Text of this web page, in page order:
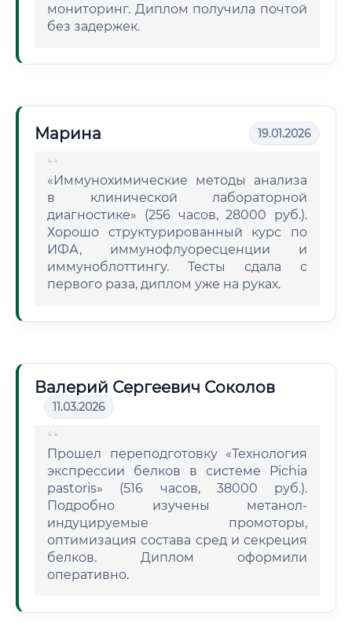
мониторинг. Диплом получила почтой
без задержек.
Марина 19.01.2026
«Иммунохимические методы анализа
в клинической лабораторной
диагностике» (256 часов, 28000 руб.).
Хорошо структурированный курс по
ИФА, иммунофлуоресценции и
иммуноблоттингу. Тесты сдала с
первого раза, диплом уже на руках.
Валерий Сергеевич Соколов
11.03.2026
Прошел переподготовку «Технология
экспрессии белков в системе Pichia
pastoris» (516 часов, 38000 руб.).
Подробно изучены метанол-
индуцируемые промоторы,
оптимизация состава сред и секреция
белков. Диплом оформили
оперативно.